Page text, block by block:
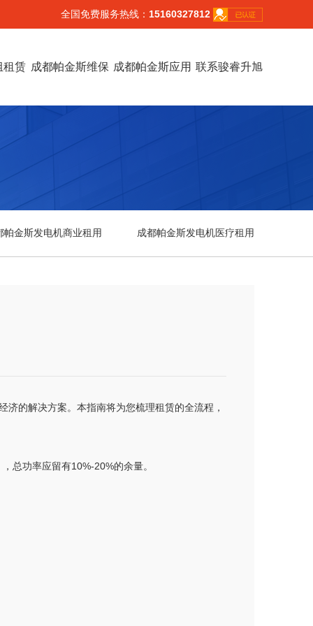
全国免费服务热线： 15160327812
租赁 成都帕金斯维保 成都帕金斯应用 联系骏睿升旭
帕金斯发电机商业租用 成都帕金斯发电机医疗租用
的解决方案。本指南将为您梳理租赁的全流程，
总功率应留有10%-20%的余量。